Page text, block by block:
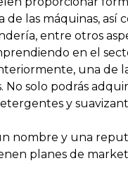
las máquinas,
entre otros
en el
una de
solo podrás
y
nombre y una
planes de